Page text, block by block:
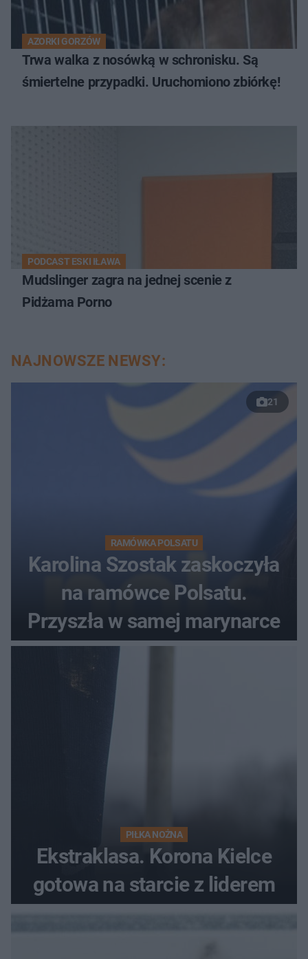
AZORKI GORZÓW
Trwa walka z nosówką w schronisku. Są
śmiertelne przypadki. Uruchomiono zbiórkę!
PODCAST ESKI IŁAWA
Mudslinger zagra na jednej scenie z
Pidżama Porno
NAJNOWSZE NEWSY:
21
RAMÓWKA POLSATU
Karolina Szostak zaskoczyła
na ramówce Polsatu.
Przyszła w samej marynarce
PIŁKA NOŻNA
Ekstraklasa. Korona Kielce
gotowa na starcie z liderem